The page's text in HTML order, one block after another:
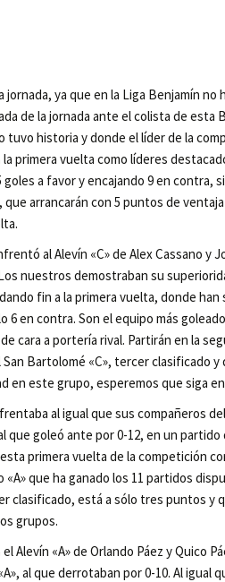
jornada, ya que en la Liga Benjamín
de la jornada ante el colista de
historia y donde el líder de la
primera vuelta como líderes
a favor y encajando 9 en contra,
arrancarán con 5 puntos de
al Alevín «C» de Alex Cassano y
nuestros demostraban su
fin a la primera vuelta, donde
6 en contra. Son el equipo más
cara a portería rival. Partirán en la
Bartolomé «C», tercer clasificado
en este grupo, esperemos que siga
al igual que sus compañeros
que goleó ante por 0-12, en un
primera vuelta de la competición
que ha ganado los 11 partidos
clasificado, está a sólo tres puntos y
grupos.
Alevín «A» de Orlando Páez y Quico
al que derrotaban por 0-10. Al igual